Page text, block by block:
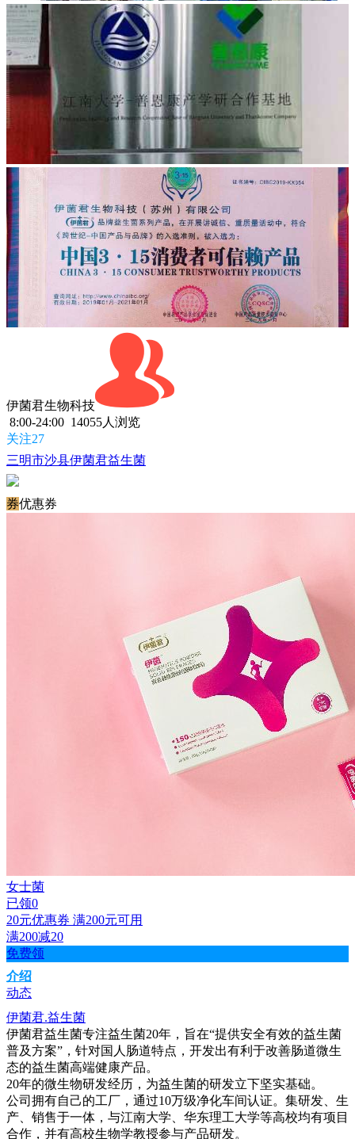
伊菌君生物科技
8:00-24:00 14055人浏览
关注27
三明市沙县伊菌君益生菌
券优惠券
女士菌
已领0
20元优惠券 满200元可用
满200减20
免费领
介绍
动态
伊菌君.益生菌
伊菌君益生菌专注益生菌20年，旨在“提供安全有效的益生菌
普及方案”，针对国人肠道特点，开发出有利于改善肠道微生
态的益生菌高端健康产品。
20年的微生物研发经历，为益生菌的研发立下坚实基础。
公司拥有自己的工厂，通过10万级净化车间认证。集研发、生
产、销售于一体，与江南大学、华东理工大学等高校均有项目
合作，并有高校生物学教授参与产品研发。